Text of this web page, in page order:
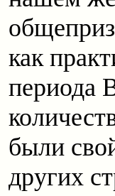
как
периода
были
других